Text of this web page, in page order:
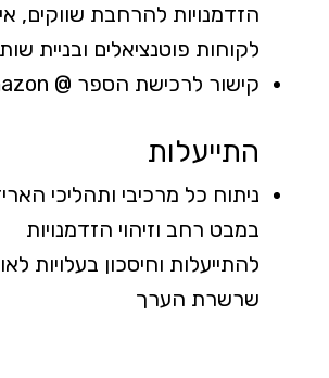
הזדמנויות להרחבת שווקים,
לקוחות פוטנציאלים ובניית
קישור לרכישת הספר @ Amazon
התייעלות
ניתוח כל מרכיבי ותהליכי
במבט רחב וזיהוי הזדמנויות
להתייעלות וחיסכון בעלויות
שרשרת הערך